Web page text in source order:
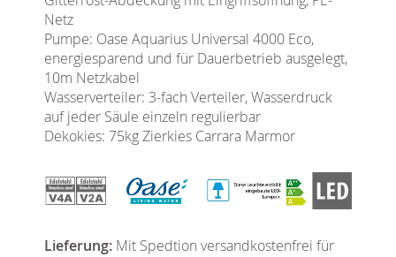
Netz
Pumpe: Oase Aquarius Universal 4000 Eco,
energiesparend und für Dauerbetrieb ausgelegt,
10m Netzkabel
Wasserverteiler: 3-fach Verteiler, Wasserdruck
auf jeder Säule einzeln regulierbar
Dekokies: 75kg Zierkies Carrara Marmor
Lieferung: Mit Spedtion versandkostenfrei für